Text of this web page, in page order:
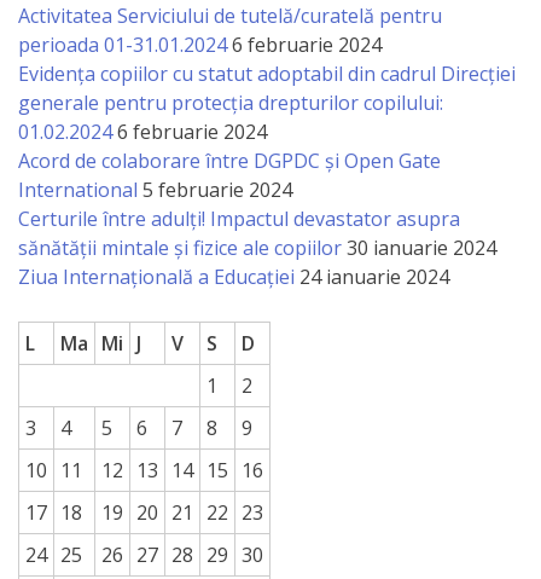
Activitatea Serviciului de tutelă/curatelă pentru
perioada 01-31.01.20246 februarie 2024
Evidența copiilor cu statut adoptabil din cadrul Direcției
generale pentru protecția drepturilor copilului:
01.02.20246 februarie 2024
Acord de colaborare între DGPDC și Open Gate
International 5 februarie 2024
Certurile între adulți! Impactul devastator asupra
sănătății mintale și fizice ale copiilor30 ianuarie 2024
Ziua Internațională a Educației 24 ianuarie 2024
L Ma Mi J V S
D
1
2
3
4 5 6 7 8
9
10
11 12 13 14 15
16
17 18 19 20 21 22 23
24 25 26 27 28 29 30